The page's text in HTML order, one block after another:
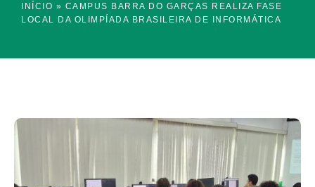
INÍCIO » CAMPUS BARRA DO GARÇAS REALIZA FASE
LOCAL DA OLIMPÍADA BRASILEIRA DE INFORMÁTICA